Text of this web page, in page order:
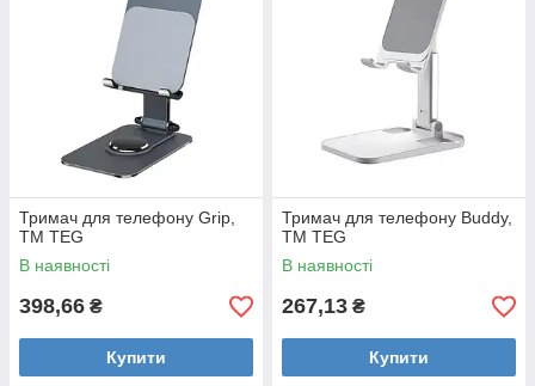
Тримач для телефону Grip,
TM TEG
В наявності
398,66 ₴
Купити
Тримач для телефону Buddy,
TM TEG
В наявності
267,13 ₴
Купити